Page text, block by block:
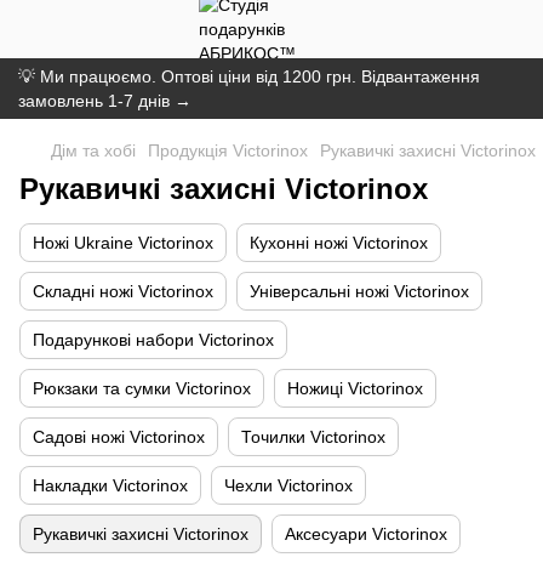
💡 Ми працюємо. Оптові ціни від 1200 грн. Відвантаження
замовлень 1-7 днів →
Дім та хобі Продукція Victorinox Рукавичкі захисні Victorinox
Рукавичкі захисні Victorinox
Ножі Ukraine Victorinox Кухонні ножі Victorinox
Складні ножі Victorinox Універсальні ножі Victorinox
Подарункові набори Victorinox
Рюкзаки та сумки Victorinox Ножиці Victorinox
Садові ножі Victorinox Точилки Victorinox
Накладки Victorinox Чехли Victorinox
Рукавичкі захисні Victorinox Аксесуари Victorinox